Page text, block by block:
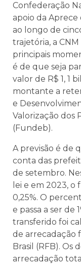
Confederação
apoio da Aprece
ao longo de
trajetória, a CNM
principais
é de que seja
valor de R$ 1, 1
montante a
e
Valorização dos
(Fundeb).
A previsão é de
conta das
de setembro.
lei e em 2023,
0,25%. O
e passa a ser de
transferido foi
de arrecadação
Brasil (RFB). Os
arrecadação